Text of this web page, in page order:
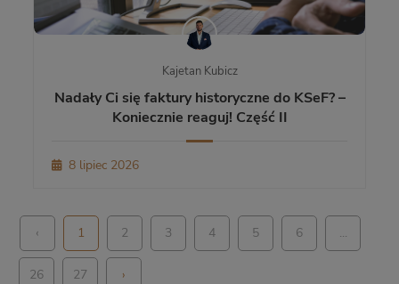
Kajetan Kubicz
Nadały Ci się faktury historyczne do KSeF? –
Koniecznie reaguj! Część II
8 lipiec 2026
‹ 1 2 3 4 5 6 ...
26 27 ›